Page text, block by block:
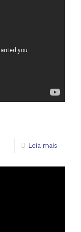
Leia mais